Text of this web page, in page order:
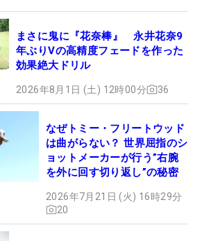
まさに鬼に『花奈棒』 永井花奈9
年ぶりVの高精度フェードを作った
効果絶大ドリル
2026年8月1日 (土) 12時00分 36
なぜトミー・フリートウッド
は曲がらない？ 世界屈指のシ
ョットメーカーが行う”右腕
を外に回す切り返し”の秘密
2026年7月21日 (火) 16時29分
20